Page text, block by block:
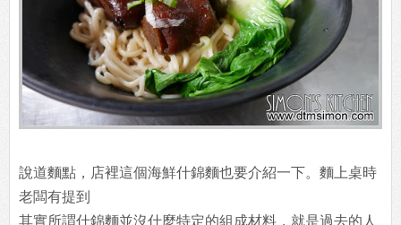
說道麵點，店裡這個海鮮什錦麵也要介紹一下。麵上桌時
老闆有提到
其實所謂什錦麵並沒什麼特定的組成材料，就是過去的人